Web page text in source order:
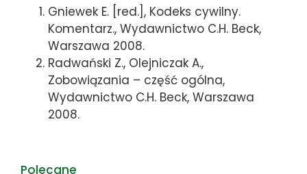
Gniewek E. [red.], Kodeks cywilny.
Komentarz., Wydawnictwo C.H. Beck,
Warszawa 2008.
Radwański Z., Olejniczak A.,
Zobowiązania – część ogólna,
Wydawnictwo C.H. Beck, Warszawa
2008.
Polecane